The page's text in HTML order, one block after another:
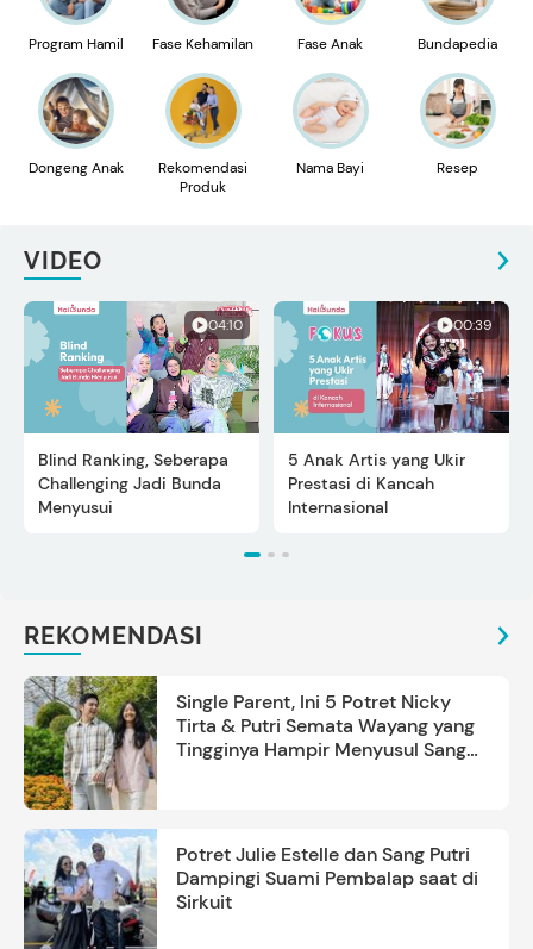
Program Hamil Fase Kehamilan Fase Anak Bundapedia
Dongeng Anak
Rekomendasi
Produk
Nama Bayi Resep
VIDEO
04:10
Blind Ranking, Seberapa
Challenging Jadi Bunda
Menyusui
00:39
5 Anak Artis yang Ukir
Prestasi di Kancah
Internasional
REKOMENDASI
Single Parent, Ini 5 Potret Nicky
Tirta & Putri Semata Wayang yang
Tingginya Hampir Menyusul Sang
Potret Julie Estelle dan Sang Putri
Dampingi Suami Pembalap saat di
Sirkuit